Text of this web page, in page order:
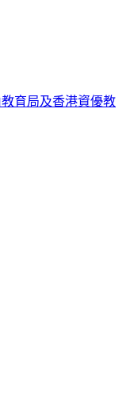
育局及香港資優教